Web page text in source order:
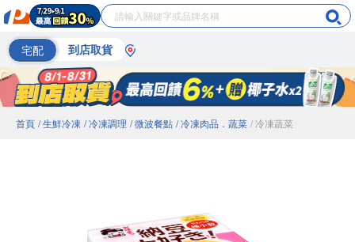
宅配 到店取貨
首頁 / 生鮮冷凍 / 冷凍調理 / 微波餐點 / 冷凍肉品．蔬菜 / 冷凍蔬菜